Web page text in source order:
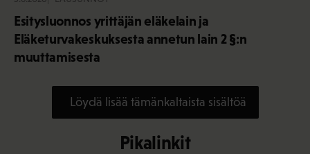
Esitysluonnos yrittäjän eläkelain ja
Eläketurvakeskuksesta annetun lain 2 §:n
muuttamisesta
Löydä lisää tämänkaltaista sisältöä
Pikalinkit